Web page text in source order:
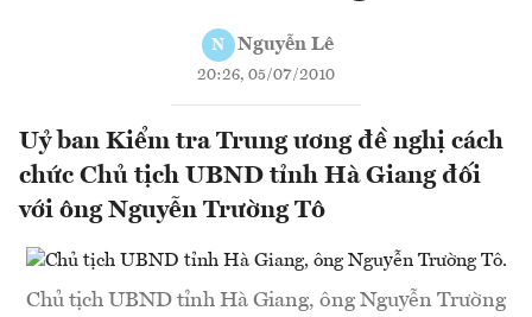
N Nguyễn Lê
20:26, 05/07/2010
Uỷ ban Kiểm tra Trung ương đề nghị cách
chức Chủ tịch UBND tỉnh Hà Giang đối
với ông Nguyễn Trường Tô
Chủ tịch UBND tỉnh Hà Giang, ông Nguyễn Trường